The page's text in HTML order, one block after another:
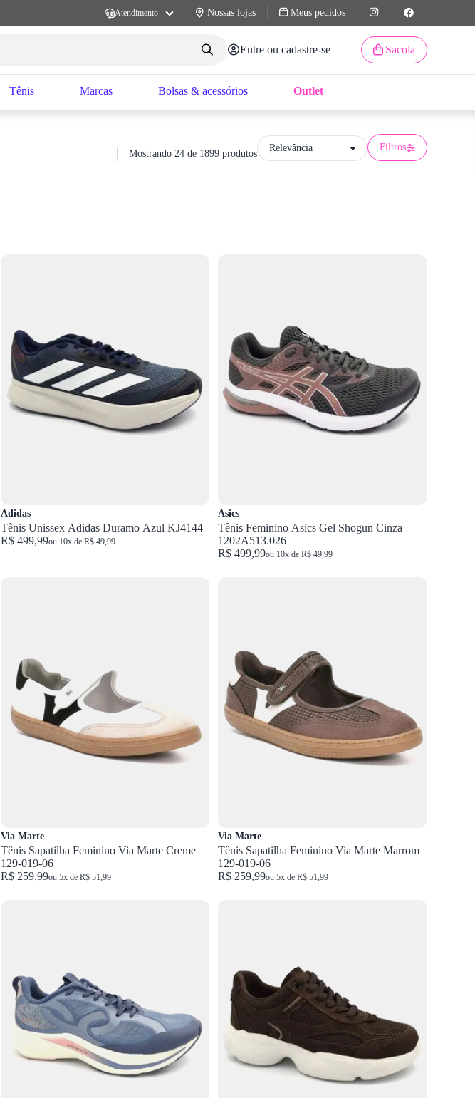
Atendimento Nossas lojas Meus pedidos
Entre ou cadastre-se Sacola
Tênis Marcas Bolsas & acessórios Outlet
Mostrando 24 de 1899 produtos
Filtros
Adidas
Tênis Unissex Adidas Duramo Azul KJ4144
R$ 499,99ou 10x de R$ 49,99
Asics
Tênis Feminino Asics Gel Shogun Cinza
1202A513.026
R$ 499,99ou 10x de R$ 49,99
Via Marte
Tênis Sapatilha Feminino Via Marte Creme
129-019-06
R$ 259,99ou 5x de R$ 51,99
Via Marte
Tênis Sapatilha Feminino Via Marte Marrom
129-019-06
R$ 259,99ou 5x de R$ 51,99